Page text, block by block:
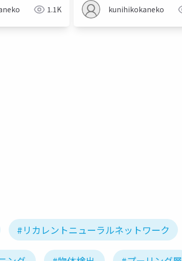
1.1K kunihikokaneko
#リカレントニューラルネットワーク